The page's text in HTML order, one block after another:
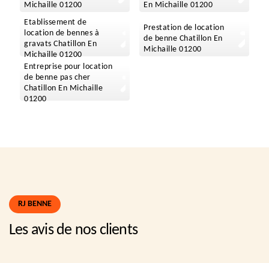
Michaille 01200
En Michaille 01200
Etablissement de
location de bennes à
gravats Chatillon En
Michaille 01200
Prestation de location
de benne Chatillon En
Michaille 01200
Entreprise pour location
de benne pas cher
Chatillon En Michaille
01200
RJ BENNE
Les avis de nos clients